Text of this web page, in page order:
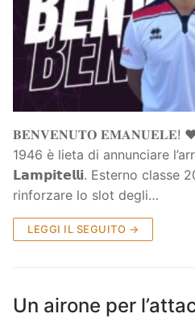
𝐁𝐄𝐍𝐕𝐄𝐍𝐔𝐓𝐎 𝐄𝐌𝐀𝐍𝐔𝐄𝐋𝐄!
1946 è lieta di annunciare
𝗟𝗮𝗺𝗽𝗶𝘁𝗲𝗹𝗹𝗶. Esterno classe
rinforzare lo slot degli…
LEGGI IL SEGUITO →
Un airone per